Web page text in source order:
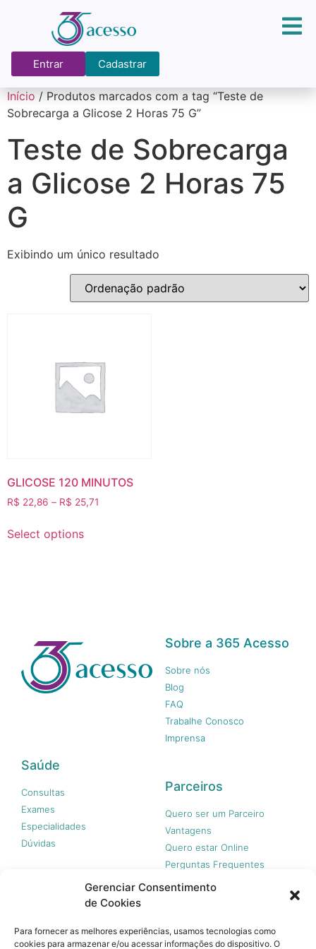
Gerenciar Consentimento
de Cookies
Para fornecer as melhores experiências, usamos tecnologias como
cookies para armazenar e/ou acessar informações do dispositivo. O
Entrar Cadastrar
Início / Produtos marcados com a tag “Teste de
Sobrecarga a Glicose 2 Horas 75 G”
Teste de Sobrecarga
a Glicose 2 Horas 75
G
Exibindo um único resultado
GLICOSE 120 MINUTOS
R$ 22,86 – R$ 25,71
Select options
Sobre a 365 Acesso
Sobre nós
Blog
FAQ
Trabalhe Conosco
Imprensa
Saúde
Consultas
Exames
Especialidades
Dúvidas
Parceiros
Quero ser um Parceiro
Vantagens
Quero estar Online
Perguntas Frequentes